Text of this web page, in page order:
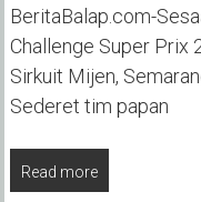
BeritaBalap.com-
Challenge Super Prix
Sirkuit Mijen,
Sederet tim papan
Read more